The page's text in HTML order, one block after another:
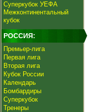
Суперкубок УЕФА
Межконтинентальный
кубок
РОССИЯ:
Премьер-лига
Первая лига
Вторая лига
Кубок России
Календарь
Бомбардиры
Суперкубок
Тренеры